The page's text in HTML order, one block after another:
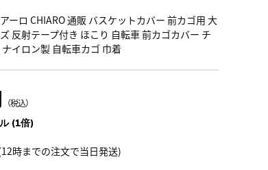
ーロ CHIARO 通販 バスケットカバー 前カゴ用 大
反射テープ付き ほこり 自転車 前カゴカバー チ
イロン製 自転車カゴ 巾着
（税込）
(1倍)
時までの注文で当日発送)